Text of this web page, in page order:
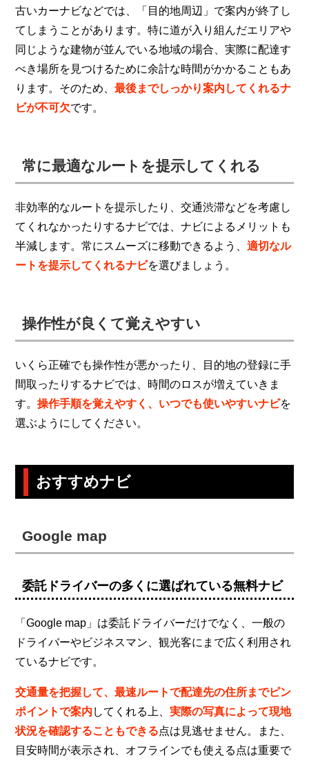
古いカーナビなどでは、「目的地周辺」で案内が終了し
てしまうことがあります。特に道が入り組んだエリアや
同じような建物が並んでいる地域の場合、実際に配達す
べき場所を見つけるために余計な時間がかかることもあ
ります。そのため、最後までしっかり案内してくれるナ
ビが不可欠です。
常に最適なルートを提示してくれる
非効率的なルートを提示したり、交通渋滞などを考慮し
てくれなかったりするナビでは、ナビによるメリットも
半減します。常にスムーズに移動できるよう、適切なル
ートを提示してくれるナビを選びましょう。
操作性が良くて覚えやすい
いくら正確でも操作性が悪かったり、目的地の登録に手
間取ったりするナビでは、時間のロスが増えていきま
す。操作手順を覚えやすく、いつでも使いやすいナビを
選ぶようにしてください。
おすすめナビ
Google map
委託ドライバーの多くに選ばれている無料ナビ
「Google map」は委託ドライバーだけでなく、一般の
ドライバーやビジネスマン、観光客にまで広く利用され
ているナビです。
交通量を把握して、最速ルートで配達先の住所までピン
ポイントで案内 してくれる上、実際の写真によって現地
状況を確認することもできる点は見逃せません。また、
目安時間が表示され、オフラインでも使える点は重要で